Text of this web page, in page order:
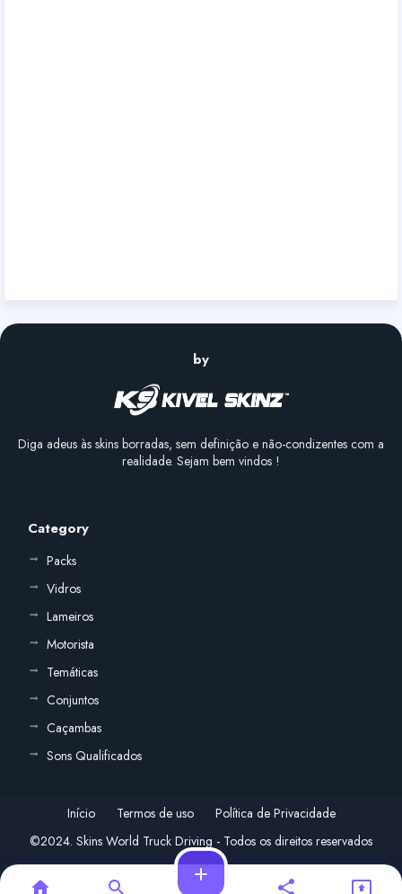
by
Diga adeus às skins borradas, sem definição e não-condizentes com a
realidade. Sejam bem vindos !
Category
Packs
Vidros
Lameiros
Motorista
Temáticas
Conjuntos
Caçambas
Sons Qualificados
Início Termos de uso
Política de Privacidade
©2024. Skins World Truck Driving - Todos os direitos reservados
home search
add
share present_to_all